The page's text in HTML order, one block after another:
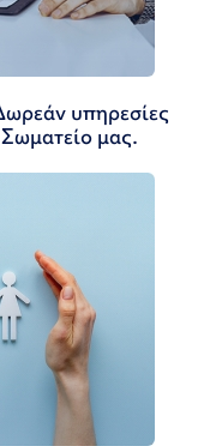
υπηρεσίες
μας.